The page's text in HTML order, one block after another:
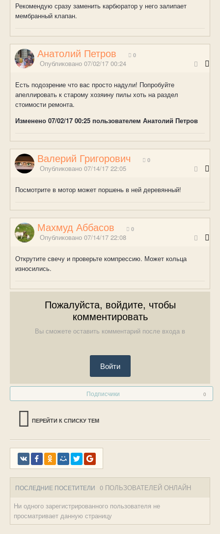
Рекомендую сразу заменить карбюратор у него залипает
мембранный клапан.
Анатолий Петров 0
Опубликовано 07/02/17 00:24
Есть подозрение что вас просто надули! Попробуйте
апеллировать к старому хозяину пилы хоть на раздел
стоимости ремонта.
Изменено 07/02/17 00:25 пользователем Анатолий Петров
Валерий Григорович 0
Опубликовано 07/14/17 22:05
Посмотрите в мотор может поршень в ней деревянный!
Махмуд Аббасов 0
Опубликовано 07/14/17 22:08
Открутите свечу и проверьте компрессию. Может кольца
износились.
Пожалуйста, войдите, чтобы
комментировать
Вы сможете оставить комментарий после входа в
Войти
Подписчики 0
ПЕРЕЙТИ К СПИСКУ ТЕМ
ПОСЛЕДНИЕ ПОСЕТИТЕЛИ 0 ПОЛЬЗОВАТЕЛЕЙ ОНЛАЙН
Ни одного зарегистрированного пользователя не
просматривает данную страницу